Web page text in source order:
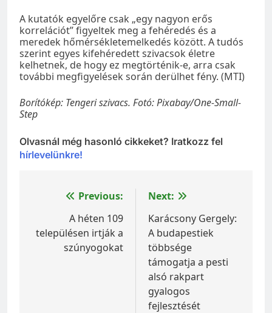
A kutatók egyelőre csak „egy nagyon erős
korrelációt” figyeltek meg a fehéredés és a
meredek hőmérsékletemelkedés között. A tudós
szerint egyes kifehéredett szivacsok életre
kelhetnek, de hogy ez megtörténik-e, arra csak
további megfigyelések során derülhet fény. (MTI)
Borítókép: Tengeri szivacs. Fotó: Pixabay/One-Small-
Step
Olvasnál még hasonló cikkeket? Iratkozz fel
hírlevelünkre!
Bejegyzés
navigáció
Previous:
A héten 109
településen irtják a
szúnyogokat
Next:
Karácsony Gergely:
A budapestiek
többsége
támogatja a pesti
alsó rakpart
gyalogos
fejlesztését